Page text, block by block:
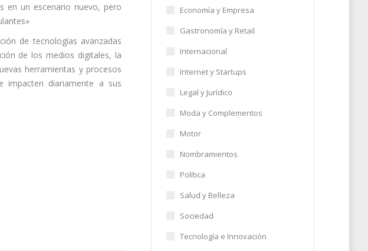
en un escenario nuevo, pero
de tecnologías avanzadas
de los medios digitales, la
herramientas y procesos
impacten diariamente a sus
Economía y Empresa
Gastronomía y Retail
Internacional
Internet y Startups
Legal y Jurídico
Moda y Complementos
Motor
Nombramientos
Política
Salud y Belleza
Sociedad
Tecnología e Innovación